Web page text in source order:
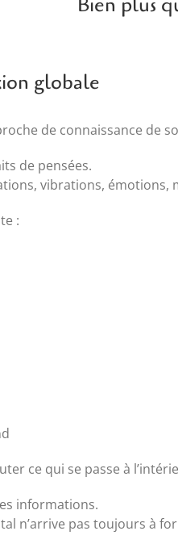
globale
de connaissance de
de pensées.
vibrations,
:
ce qui se passe à
informations.
n’arrive pas toujours à